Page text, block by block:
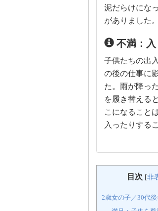
泥だらけにな
がありました。
不満：
子供たちの出
の後の仕事に
た。雨が降っ
を履き替える
こになること
入ったりする
目次 [非
2歳女の子／30代